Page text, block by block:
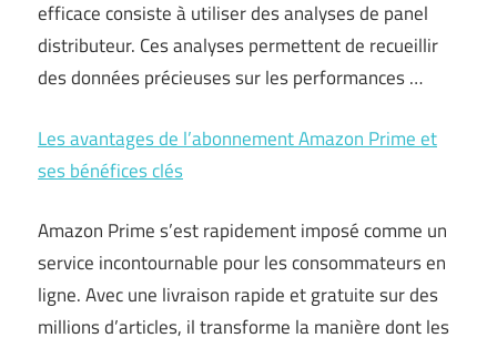
efficace consiste à utiliser des analyses de panel
distributeur. Ces analyses permettent de recueillir
des données précieuses sur les performances …
Les avantages de l’abonnement Amazon Prime et
ses bénéfices clés
Amazon Prime s’est rapidement imposé comme un
service incontournable pour les consommateurs en
ligne. Avec une livraison rapide et gratuite sur des
millions d’articles, il transforme la manière dont les